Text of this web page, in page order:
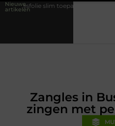
Nieuwe
artikelenbinnen moderne folie techniek
Zangles in
zingen met